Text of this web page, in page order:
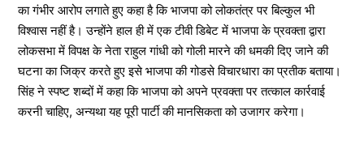
का गंभीर आरोप लगाते हुए कहा है कि भाजपा को लोकतंत्र पर बिल्कुल भी
विश्वास नहीं है। उन्होंने हाल ही में एक टीवी डिबेट में भाजपा के प्रवक्ता द्वारा
लोकसभा में विपक्ष के नेता राहुल गांधी को गोली मारने की धमकी दिए जाने की
घटना का जिक्र करते हुए इसे भाजपा की गोडसे विचारधारा का प्रतीक बताया।
सिंह ने स्पष्ट शब्दों में कहा कि भाजपा को अपने प्रवक्ता पर तत्काल कार्रवाई
करनी चाहिए, अन्यथा यह पूरी पार्टी की मानसिकता को उजागर करेगा।